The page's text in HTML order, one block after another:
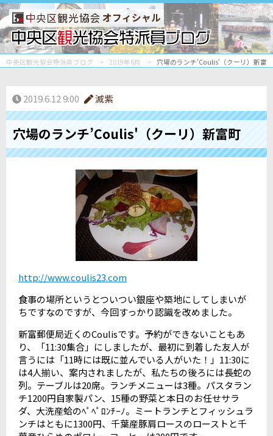
オフィシャル
中央区観光協会特派員ブログ 2019年6月 穴場のランチ’Coulis'（クーリ）新富町
2019.6.12 9:00 滅紫
穴場のランチ’Coulis'（クーリ）新富町
http://www.coulis23.com
食事の場所というとついつい銀座や築地にしてしまいが
ちですなのですが、今回すっかり認識を改めました。
新富郵便局近くのCoulisです。予約ができないこともあ
り、「11:30集合」にしましたが、最初に到着した友人が
言うには「11時には既に並んでいる人がいた！」11:30に
は4人揃い、案内されましたが、私たちの後ろには長蛇の
列。テーブルは20席。ランチメニューは3種。パスタラン
チ1200円自家製パン、15種の野菜と本日のお任せサラ
ダ、大洗産蛤のﾍﾟﾍﾟﾛﾝﾁｰﾉ。ミートランチとフィッシュラ
ンチはともに1300円、千葉産豚肩ロースのローストと千